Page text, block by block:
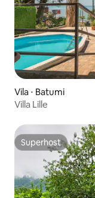
Vila ⋅ Batumi
Villa Lille
Superhost
Superhost